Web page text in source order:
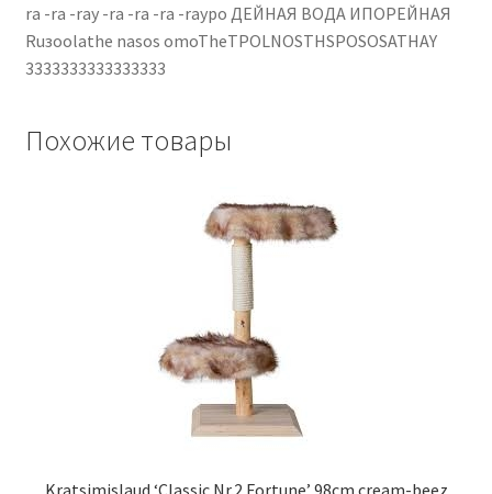
ra -ra -ray -ra -ra -ra -raypo ДЕЙНАЯ ВОДА ИПОРЕЙНАЯ
Ruзoolathe nasos omoTheTPOLNOSTHSPOSOSATHAY
3333333333333333
Похожие товары